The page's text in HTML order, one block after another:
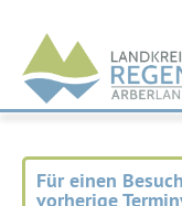
Landkreis
Regen
Für einen
vorherige